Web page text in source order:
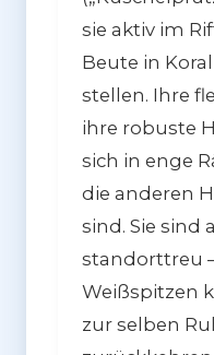
sie aktiv im
Beute in
stellen. Ihre
ihre robuste
sich in enge
die anderen
sind. Sie sind
standorttreu
Weißspitzen
zur selben